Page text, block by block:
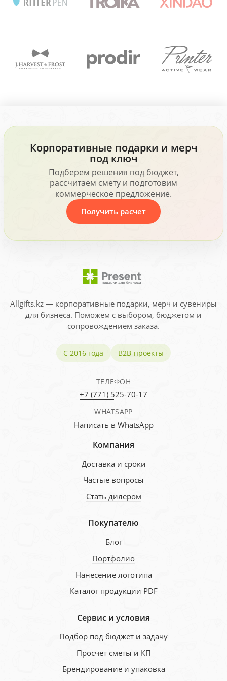
Корпоративные подарки и мерч
под ключ
Подберем решения под бюджет,
рассчитаем смету и подготовим
коммерческое предложение.
Получить расчет
Allgifts.kz — корпоративные подарки, мерч и сувениры
для бизнеса. Поможем с выбором, бюджетом и
сопровождением заказа.
С 2016 года B2B-проекты
ТЕЛЕФОН
+7 (771) 525-70-17
WHATSAPP
Написать в WhatsApp
Компания
Доставка и сроки
Частые вопросы
Стать дилером
Покупателю
Блог
Портфолио
Нанесение логотипа
Каталог продукции PDF
Сервис и условия
Подбор под бюджет и задачу
Просчет сметы и КП
Брендирование и упаковка